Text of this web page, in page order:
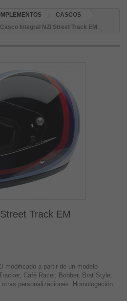
CASCOS
Casco Integral NZI Street Track EM
Track EM
modificado a partir de un modelo
Café Racer, Bobber, Brat Style,
personalizaciones. Homologación